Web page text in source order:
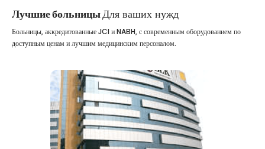
Лучшие больницыДля ваших нужд
Больницы, аккредитованные JCI и NABH, с современным оборудованием по
доступным ценам и лучшим медицинским персоналом.